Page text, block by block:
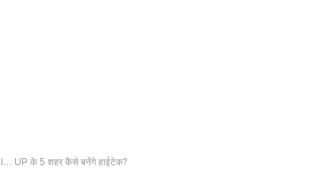
UP के 5 शहर कैसे बनेंगे हाईटेक?